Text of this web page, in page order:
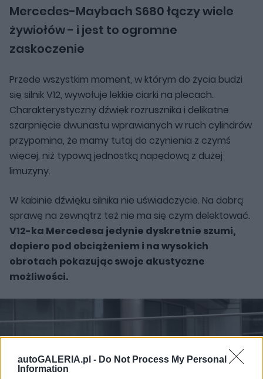
autoGALERIA.pl - Do Not Process My Personal
Information
Mercedes-Maybach S680 łączy wiele
żywiołów - i jest to ogromne
zaskoczenie
Przede wszystkim moment, w którym do życia budzi
się silnik V12, wywołuje lekkie ciarki na plecach.
Charakterystyczny dźwięk rozrusznika i delikatne
szarpnięcie dwunastu wprawianych w ruch cylindrów
przypomina, że mamy tutaj do czynienia z czymś
więcej, niż typową jednostką napędową z dużej
limuzyny.
W kabinie dźwięku silnika nie uświadczycie. Na dobrą
sprawę na zewnątrz też nie ma się czym delektować.
V12-ka Mercedesa jedynie dyskretnie szumi,
dopiero pod obciążeniem i na wysokich
obrotach pokazując swoje akustyczne
możliwości.